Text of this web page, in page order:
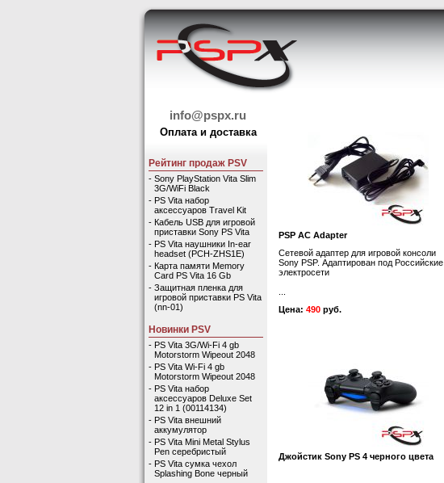
info@pspx.ru
Оплата и доставка
Рейтинг продаж PSV
- Sony PlayStation Vita Slim
3G/WiFi Black
- PS Vita набор
аксессуаров Travel Kit
- Кабель USB для игровой
приставки Sony PS Vita
- PS Vita наушники In-ear
headset (PCH-ZHS1E)
- Карта памяти Memory
Card PS Vita 16 Gb
- Защитная пленка для
игровой приставки PS Vita
(nn-01)
Новинки PSV
- PS Vita 3G/Wi-Fi 4 gb
Motorstorm Wipeout 2048
- PS Vita Wi-Fi 4 gb
Motorstorm Wipeout 2048
- PS Vita набор
аксессуаров Deluxe Set
12 in 1 (00114134)
- PS Vita внешний
аккумулятор
- PS Vita Mini Metal Stylus
Pen серебристый
- PS Vita сумка чехол
Splashing Bone черный
PSP AC Adapter
Сетевой адаптер для игровой консоли
Sony PSP. Адаптирован под Российские
электросети
Цена: 490 руб.
Джойстик Sony PS 4 черного цвета